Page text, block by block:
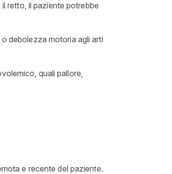
retto, il paziente potrebbe
debolezza motoria agli arti
quali pallore,
e recente del paziente.